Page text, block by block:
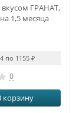
ГРАНАТ,
1,5 месяца
4 по 1155 ₽
0
корзину